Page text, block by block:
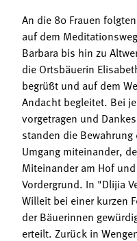
An die 80 Frauen
auf dem
Barbara bis hin zu
die Ortsbäuerin
begrüßt und auf dem
Andacht begleitet. Bei
vorgetragen und
standen die
Umgang miteinander,
Miteinander am Hof
Vordergrund. In "Dlijia
Willeit bei einer kurzen
der Bäuerinnen
erteilt. Zurück in